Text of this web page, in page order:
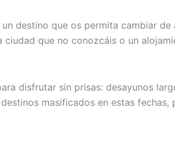
destino que os permita cambiar
ciudad que no conozcáis o un
disfrutar sin prisas: desayunos
masificados en estas